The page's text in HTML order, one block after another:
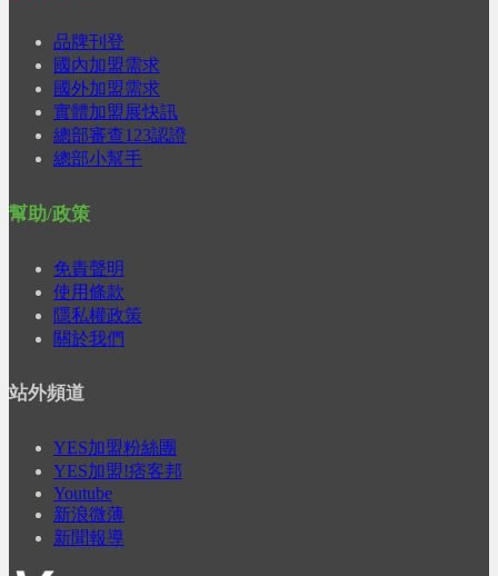
品牌刊登
國內加盟需求
國外加盟需求
實體加盟展快訊
總部審查123認證
總部小幫手
幫助/政策
免責聲明
使用條款
隱私權政策
關於我們
站外頻道
YES加盟粉絲團
YES加盟!痞客邦
Youtube
新浪微薄
新聞報導